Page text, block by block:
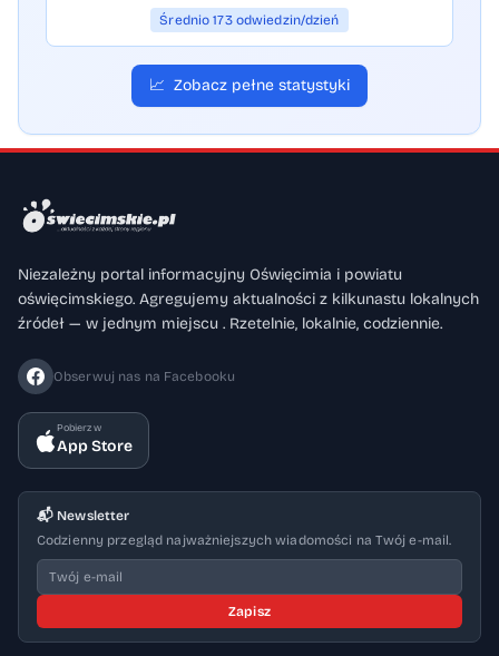
Średnio 173 odwiedzin/dzień
📈 Zobacz pełne statystyki
Niezależny portal informacyjny Oświęcimia i powiatu
oświęcimskiego. Agregujemy aktualności z kilkunastu lokalnych
źródeł — w jednym miejscu . Rzetelnie, lokalnie, codziennie.
Obserwuj nas na Facebooku
Pobierz w
App Store
📬 Newsletter
Codzienny przegląd najważniejszych wiadomości na Twój e-mail.
Zapisz